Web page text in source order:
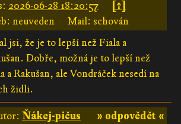
2026-06-28 18:20:57
[↑]
neuveden
Mail: schován
jsi, že je to lepší než Fiala a
Dobře, možná je to lepší než
a Rakušan, ale Vondráček nesedí na
židli.
» odpovědět «
Ňákej-pičus